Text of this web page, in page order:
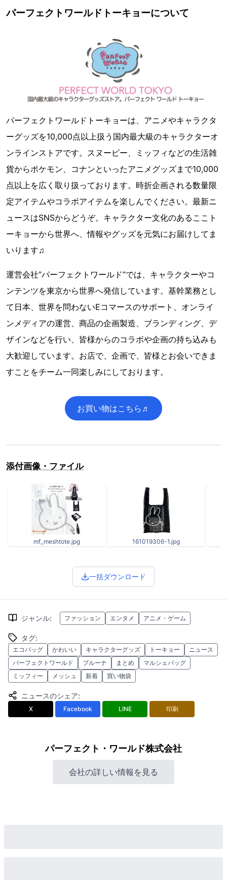
パーフェクトワールドトーキョーについて
パーフェクトワールドトーキョーは、アニメやキャラクタ
ーグッズを10,000点以上扱う国内最大級のキャラクターオ
ンラインストアです。スヌーピー、ミッフィなどの生活雑
貨からポケモン、コナンといったアニメグッズまで10,000
点以上を広く取り扱っております。時折企画される数量限
定アイテムやコラボアイテムを楽しんでください。最新ニ
ュースはSNSからどうぞ。キャラクター文化のあるここト
ーキョーから世界へ、情報やグッズを元気にお届けしてま
いります♫
運営会社”パーフェクトワールド”では、キャラクターやコ
ンテンツを東京から世界へ発信しています。基幹業務とし
て日本、世界を問わないEコマースのサポート、オンライ
ンメディアの運営、商品の企画製造、ブランディング、デ
ザインなどを行い、皆様からのコラボや企画の持ち込みも
大歓迎しています。お店で、企画で、皆様とお会いできま
すことをチーム一同楽しみにしております。
お買い物はこちら♬
添付画像・ファイル
mf_meshtote.jpg 161019306-1.jpg
一括ダウンロード
ジャンル: ファッション エンタメ アニメ・ゲーム
タグ:
エコバッグ かわいい キャラクターグッズ トーキョー
ニュース
パーフェクトワールド
ブルーナ まとめ
マルシェバッグ
ミッフィー
メッシュ 新着 買い物袋
ニュースのシェア:
X Facebook LINE 印刷
パーフェクト・ワールド株式会社
会社の詳しい情報を見る